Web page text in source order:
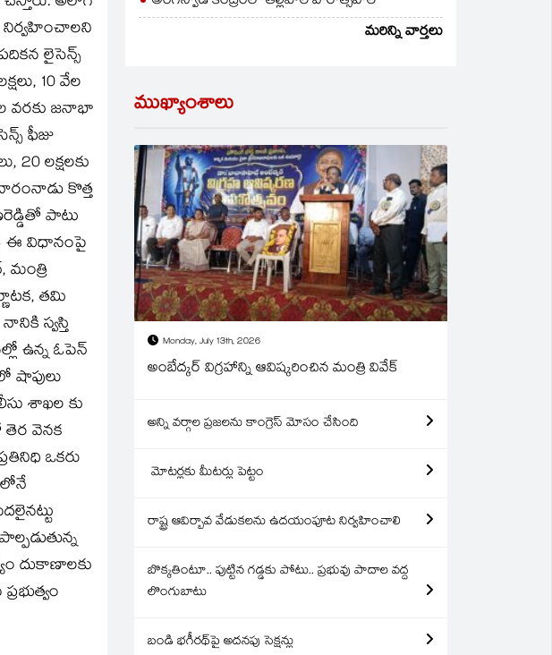
నిర్వహించాలని
లైసెన్స్‌
10 వేల
వరకు జనాభా
ఫీజు
20 లక్షలకు
కొత్త
పాటు
ఈ విధానంపై
మంత్రి
తమి
స్వస్తి
ఉన్న ఓపెన్‌
షాపులు
శాఖల కు
తెర వెనక
ఒకరు
దుకాణాలకు
మరిన్ని వార్తలు
ముఖ్యాంశాలు
Monday, July 13th, 2026
అంబేద్కర్ విగ్రహాన్ని ఆవిష్కరించిన మంత్రి వివేక్
అన్ని వర్గాల ప్రజలను కాంగ్రెస్ మోసం చేసింది
మోటర్లకు మీటర్లు పెట్టం
రాష్ట్ర ఆవిర్బావ వేడుకలను ఉదయంపూట నిర్వహించాలి
బొక్కతింటూ.. పుట్టిన గడ్డకు పోటు.. ప్రభువు పాదాల వద్ద
లొంగుబాటు
బండి భగీరథ్‌పై అదనపు సెక్షన్లు